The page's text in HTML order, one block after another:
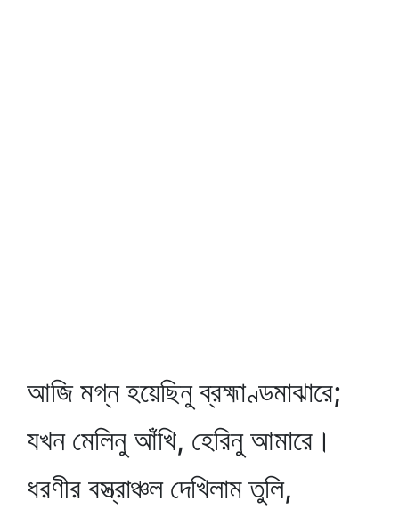
আজি মগ্ন হয়েছিনু ব্রহ্মাণ্ডমাঝারে;
যখন মেলিনু আঁখি, হেরিনু আমারে।
ধরণীর বস্ত্রাঞ্চল দেখিলাম তুলি,